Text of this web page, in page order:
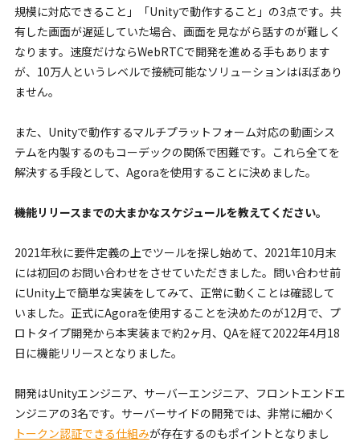
規模に対応できること」「Unityで動作すること」の3点です。共
有した画面が遅延していた場合、画面を見ながら話すのが難しく
なります。速度だけならWebRTCで開発を進める手もあります
が、10万人というレベルで接続可能なソリューションはほぼあり
ません。
また、Unityで動作するマルチプラットフォーム対応の動画シス
テムを内製するのもコーデックの関係で困難です。これら全てを
解決する手段として、Agoraを使用することに決めました。
――機能リリースまでの大まかなスケジュールを教えてください。
2021年秋に要件定義の上でツールを探し始めて、2021年10月末
には初回のお問い合わせをさせていただきました。問い合わせ前
にUnity上で簡単な実装をしてみて、正常に動くことは確認して
いました。正式にAgoraを使用することを決めたのが12月で、プ
ロトタイプ開発から本実装まで約2ヶ月、QAを経て2022年4月18
日に機能リリースとなりました。
開発はUnityエンジニア、サーバーエンジニア、フロントエンドエ
ンジニアの3名です。サーバーサイドの開発では、非常に細かく
トークン認証できる仕組みが存在するのもポイントとなりまし